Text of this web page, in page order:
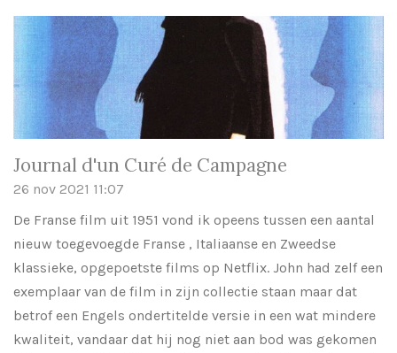
Journal d'un Curé de Campagne
26 nov 2021 11:07
De Franse film uit 1951 vond ik opeens tussen een aantal
nieuw toegevoegde Franse , Italiaanse en Zweedse
klassieke, opgepoetste films op Netflix. John had zelf een
exemplaar van de film in zijn collectie staan maar dat
betrof een Engels ondertitelde versie in een wat mindere
kwaliteit, vandaar dat hij nog niet aan bod was gekomen